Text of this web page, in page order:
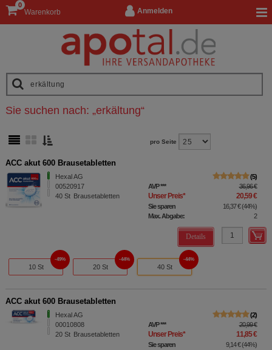
Anmelden
Warenkorb
0
Sie suchen nach: „erkältung“
pro Seite
ACC akut 600 Brausetabletten
Hexal AG
00520917
40 St Brausetabletten
5
AVP*** 36,96 €
Unser Preis* 20,59 €
Sie sparen 16,37 €(44%)
Max. Abgabe:
2
Details
10 St
49%
20 St
44%
40 St
44%
ACC akut 600 Brausetabletten
Hexal AG
00010808
20 St Brausetabletten
2
AVP*** 20,99 €
Unser Preis* 11,85 €
Sie sparen 9,14 €(44%)